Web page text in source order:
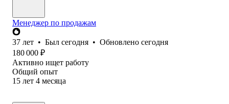
Менеджер по продажам
37 лет • Был сегодня • Обновлено сегодня
180 000 ₽
Активно ищет работу
Общий опыт
15 лет 4 месяца